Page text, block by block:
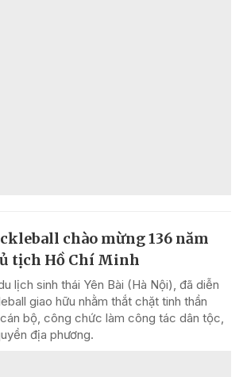
chào mừng 136 năm
tịch Hồ Chí Minh
lịch sinh thái Yên Bài (Hà Nội), đã diễn
giao hữu nhằm thắt chặt tinh thần
bộ, công chức làm công tác dân tộc,
địa phương.